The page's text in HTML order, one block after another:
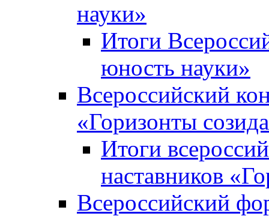
науки»
Итоги
юность науки»
Всероссийский
«Горизонты
Итоги
наставников
Всероссийский